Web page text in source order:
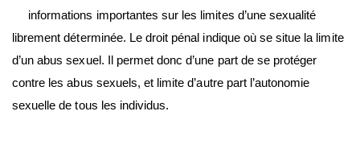
informations importantes sur les limites d’une sexualité
librement déterminée. Le droit pénal indique où se situe la limite
d’un abus sexuel. Il permet donc d’une part de se protéger
contre les abus sexuels, et limite d’autre part l’autonomie
sexuelle de tous les individus.